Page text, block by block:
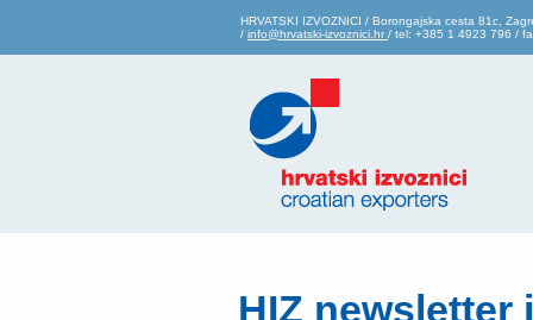
HRVATSKI IZVOZNICI / Borongajska cesta 81c,
/ info@hrvatski-izvoznici.hr / tel: +385 1 4923 796 /
HIZ newsletter